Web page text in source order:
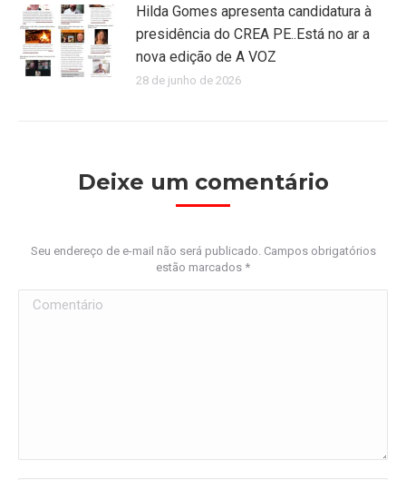
Hilda Gomes apresenta candidatura à
presidência do CREA PE..Está no ar a
nova edição de A VOZ
28 de junho de 2026
Deixe um comentário
Seu endereço de e-mail não será publicado. Campos obrigatórios
estão marcados *
Comentário